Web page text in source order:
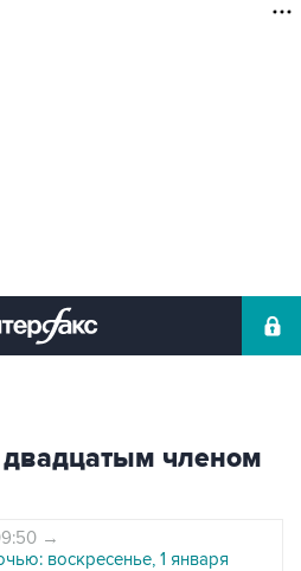
двадцатым членом
→
воскресенье, 1 января